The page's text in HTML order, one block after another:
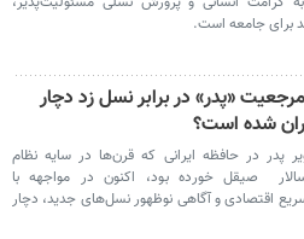
برای جامعه است.
مرجعیت «پدر» در برابر نسل زد دچار
شده است؟
پدر در حافظه ایرانی که قرن‌ها در سایه نظام
صیقل خورده بود، اکنون در مواجهه با
سریع اقتصادی و آگاهی نوظهور نسل‌های جدید، دچار